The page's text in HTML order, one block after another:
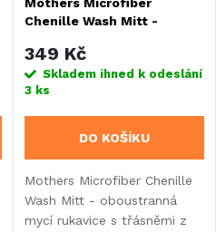
Chenille Wash Mitt -
mikrovláknová mycí
rukavice
349 Kč
Skladem ihned k odeslání
3 ks
DO KOŠÍKU
Mothers Microfiber Chenille
Wash Mitt - oboustranná
mycí rukavice s třásněmi z